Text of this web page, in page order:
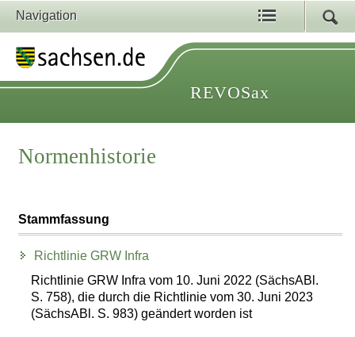
Navigation
REVOSax
Normenhistorie
Stammfassung
Richtlinie GRW Infra
Richtlinie GRW Infra vom 10. Juni 2022 (SächsABl.
S. 758), die durch die Richtlinie vom 30. Juni 2023
(SächsABl. S. 983) geändert worden ist